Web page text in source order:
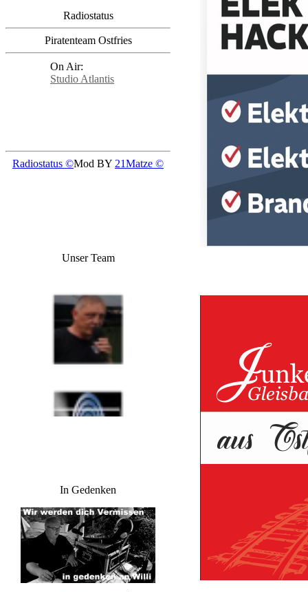
Radiostatus
Piratenteam Ostfries
On Air:
Studio Atlantis
Nobse: Team SAR Studio
Radiostatus ©Mod BY 21Matze ©
Unser Team
In Gedenken